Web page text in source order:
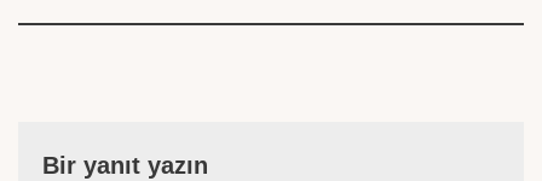
Bir yanıt yazın